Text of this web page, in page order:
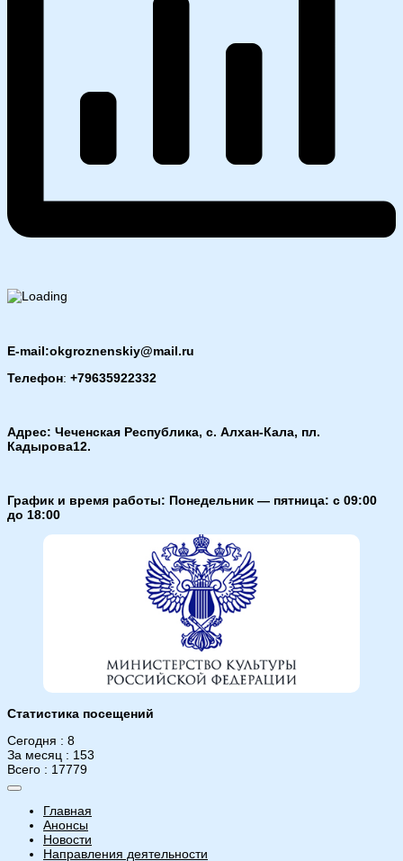
E-mail:okgroznenskiy@mail.ru
Телефон: +79635922332
Адрес: Чеченская Республика, с. Алхан-Кала, пл.
Кадырова12.
График и время работы: Понедельник — пятница: с 09:00
до 18:00
Статистика посещений
Сегодня : 8
За месяц : 153
Всего : 17779
Главная
Анонсы
Новости
Направления деятельности